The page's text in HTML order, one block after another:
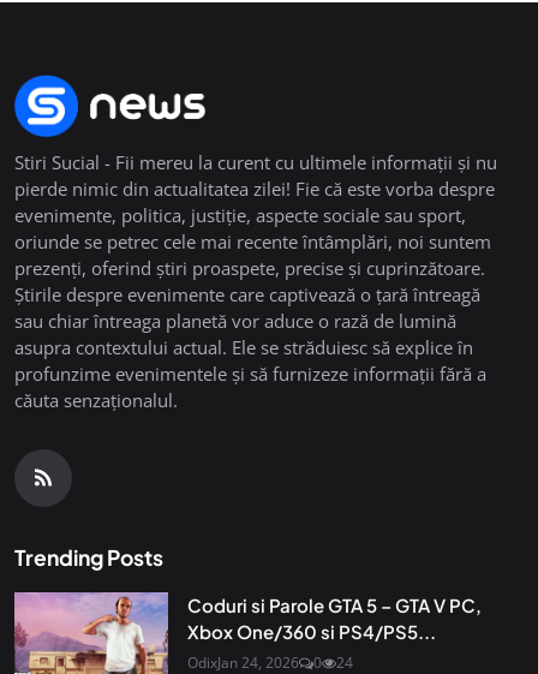
Stiri Sucial - Fii mereu la curent cu ultimele informații și nu
pierde nimic din actualitatea zilei! Fie că este vorba despre
evenimente, politica, justiție, aspecte sociale sau sport,
oriunde se petrec cele mai recente întâmplări, noi suntem
prezenți, oferind știri proaspete, precise și cuprinzătoare.
Știrile despre evenimente care captivează o țară întreagă
sau chiar întreaga planetă vor aduce o rază de lumină
asupra contextului actual. Ele se străduiesc să explice în
profunzime evenimentele și să furnizeze informații fără a
căuta senzaționalul.
Trending Posts
Coduri si Parole GTA 5 – GTA V PC,
Xbox One/360 si PS4/PS5...
OdixJan 24, 2026 0 24